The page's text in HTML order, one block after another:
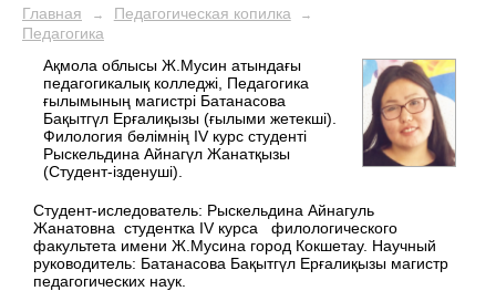
Главная → Педагогическая копилка →
Педагогика
Ақмола облысы Ж.Мусин атындағы
педагогикалық колледжі, Педагогика
ғылымының магистрі Батанасова
Бақытгүл Ерғалиқызы (ғылыми жетекші).
Филология бөлімнің IV курс студенті
Рыскельдина Айнагүл Жанатқызы
(Студент-ізденуші).
Студент-иследователь: Рыскельдина Айнагуль
Жанатовна студентка IV курса филологического
факультета имени Ж.Мусина город Кокшетау. Научный
руководитель: Батанасова Бақытгүл Ерғалиқызы магистр
педагогических наук.